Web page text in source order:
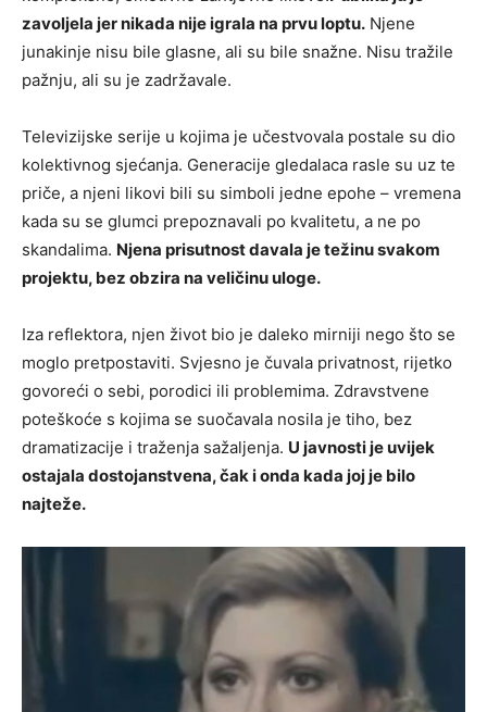
zavoljela jer nikada nije igrala na prvu loptu. Njene
junakinje nisu bile glasne, ali su bile snažne. Nisu tražile
pažnju, ali su je zadržavale.
Televizijske serije u kojima je učestvovala postale su dio
kolektivnog sjećanja. Generacije gledalaca rasle su uz te
priče, a njeni likovi bili su simboli jedne epohe – vremena
kada su se glumci prepoznavali po kvalitetu, a ne po
skandalima. Njena prisutnost davala je težinu svakom
projektu, bez obzira na veličinu uloge.
Iza reflektora, njen život bio je daleko mirniji nego što se
moglo pretpostaviti. Svjesno je čuvala privatnost, rijetko
govoreći o sebi, porodici ili problemima. Zdravstvene
poteškoće s kojima se suočavala nosila je tiho, bez
dramatizacije i traženja sažaljenja. U javnosti je uvijek
ostajala dostojanstvena, čak i onda kada joj je bilo
najteže.